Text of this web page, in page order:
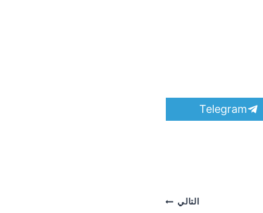
S
h
Telegram
التالي